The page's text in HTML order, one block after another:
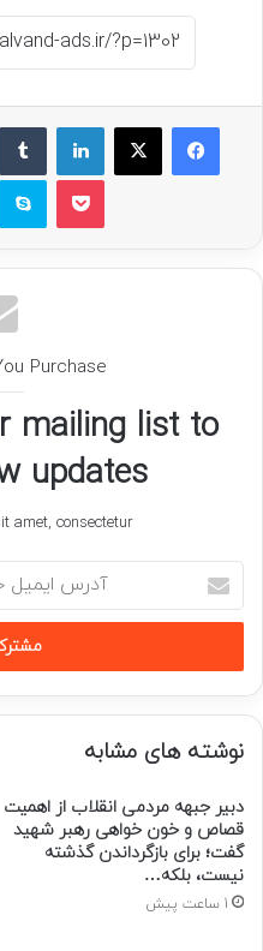
فیسبوکایکس لینکداین
پاکت
Purchase
mailing list to
updates!
amet, consectetur.
آدرس
ایمیل
خود
وارد
کنید
نوشته های مشابه
دبیر جبهه مردمی انقلاب از اهمیت
قصاص و خون خواهی رهبر شهید
گفت؛ برای بازگرداندن گذشته
نیست، بلکه…
1 ساعت پیش